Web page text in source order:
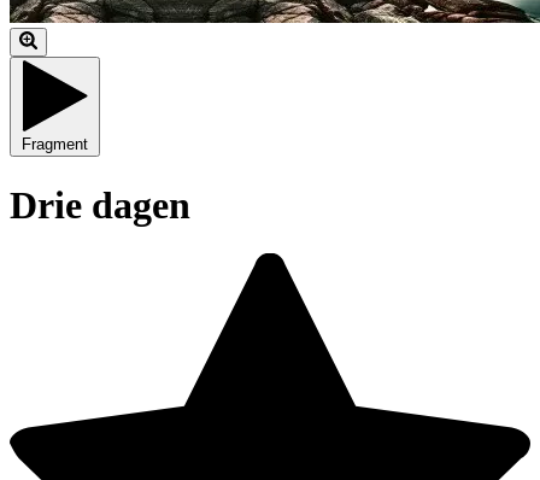
Fragment
Drie dagen